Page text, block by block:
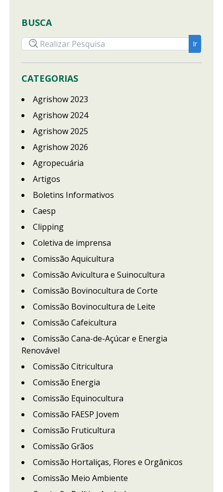
BUSCA
CATEGORIAS
Agrishow 2023
Agrishow 2024
Agrishow 2025
Agrishow 2026
Agropecuária
Artigos
Boletins Informativos
Caesp
Clipping
Coletiva de imprensa
Comissão Aquicultura
Comissão Avicultura e Suinocultura
Comissão Bovinocultura de Corte
Comissão Bovinocultura de Leite
Comissão Cafeicultura
Comissão Cana-de-Açúcar e Energia
Renovável
Comissão Citricultura
Comissão Energia
Comissão Equinocultura
Comissão FAESP Jovem
Comissão Fruticultura
Comissão Grãos
Comissão Hortaliças, Flores e Orgânicos
Comissão Meio Ambiente